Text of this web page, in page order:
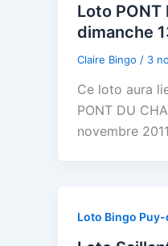
Loto PONT
dimanche
Claire Bingo / 3
Ce loto aura
PONT DU
novembre
Loto Bingo